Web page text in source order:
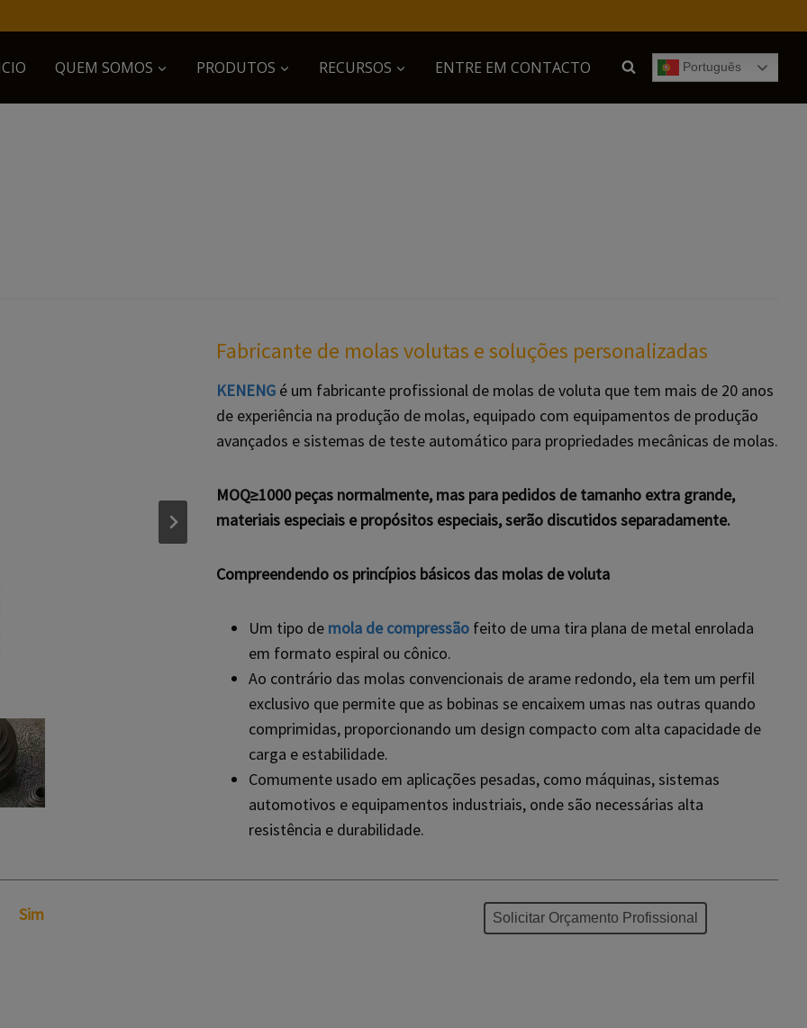
QUEM SOMOS​ PRODUTOS RECURSOS ENTRE EM CONTACTO Português
Fabricante de molas volutas e soluções personalizadas
KENENG é um fabricante profissional de molas de voluta que tem mais de 20 anos
de experiência na produção de molas, equipado com equipamentos de produção
avançados e sistemas de teste automático para propriedades mecânicas de molas.
MOQ≥1000 peças normalmente, mas para pedidos de tamanho extra grande,
materiais especiais e propósitos especiais, serão discutidos separadamente.
Compreendendo os princípios básicos das molas de voluta
Um tipo de mola de compressão feito de uma tira plana de metal enrolada
em formato espiral ou cônico.
Ao contrário das molas convencionais de arame redondo, ela tem um perfil
exclusivo que permite que as bobinas se encaixem umas nas outras quando
comprimidas, proporcionando um design compacto com alta capacidade de
carga e estabilidade.
Comumente usado em aplicações pesadas, como máquinas, sistemas
automotivos e equipamentos industriais, onde são necessárias alta
resistência e durabilidade.
Sim Solicitar Orçamento Profissional